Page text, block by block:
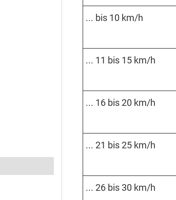
... bis 10 km/h
... 11 bis 15 km/h
... 16 bis 20 km/h
... 21 bis 25 km/h
... 26 bis 30 km/h